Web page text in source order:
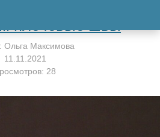
к мастер-классу
плечевые швы
Ольга Максимова
11.11.2021
28